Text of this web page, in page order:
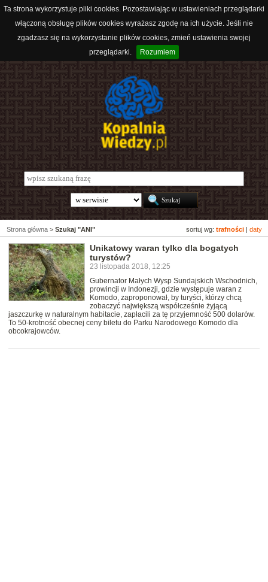
Ta strona wykorzystuje pliki cookies. Pozostawiając w ustawieniach przeglądarki
włączoną obsługę plików cookies wyrażasz zgodę na ich użycie. Jeśli nie
zgadzasz się na wykorzystanie plików cookies, zmień ustawienia swojej
przeglądarki.
Rozumiem
sortuj wg: trafności daty
Strona główna > Szukaj "ANI"
Unikatowy waran tylko dla bogatych
turystów?
23 listopada 2018, 12:25
Gubernator Małych Wysp Sundajskich Wschodnich,
prowincji w Indonezji, gdzie występuje waran z
Komodo, zaproponował, by turyści, którzy chcą
zobaczyć największą współcześnie żyjącą
jaszczurkę w naturalnym habitacie, zapłacili za tę przyjemność 500 dolarów.
To 50-krotność obecnej ceny biletu do Parku Narodowego Komodo dla
obcokrajowców.